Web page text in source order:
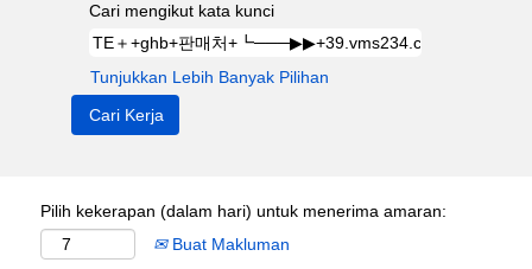
Cari mengikut kata kunci
Tunjukkan Lebih Banyak Pilihan
Pilih kekerapan (dalam hari) untuk menerima amaran:
Buat Makluman